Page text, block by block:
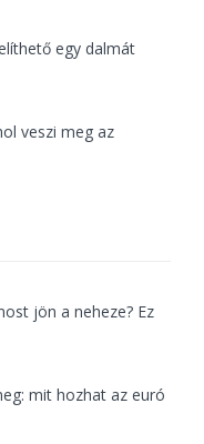
egy dalmát
veszi meg az
jön a neheze? Ez
mit hozhat az euró